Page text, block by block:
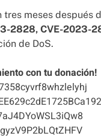
meses después
2828, CVE-2023-
de DoS.
con tu donación!